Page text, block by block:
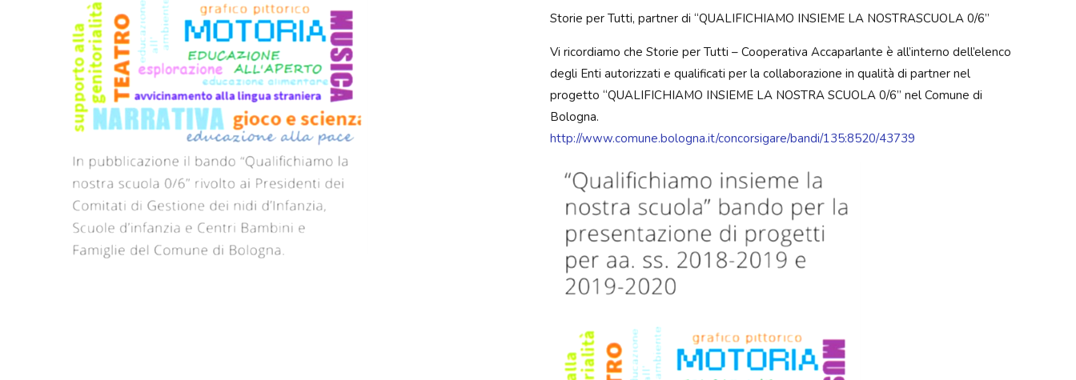
Storie per Tutti, partner di “QUALIFICHIAMO INSIEME LA NOSTRASCUOLA 0/6”
Vi ricordiamo che Storie per Tutti – Cooperativa Accaparlante è all’interno dell’elenco
degli Enti autorizzati e qualificati per la collaborazione in qualità di partner nel
progetto “QUALIFICHIAMO INSIEME LA NOSTRA SCUOLA 0/6” nel Comune di
Bologna.
http://www.comune.bologna.it/concorsigare/bandi/135:8520/43739